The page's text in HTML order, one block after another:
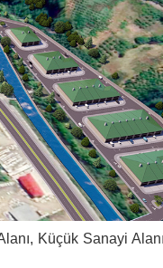
Küçük Sanayi